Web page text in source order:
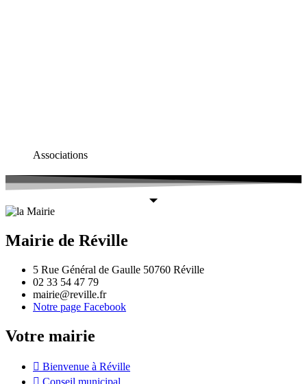
Associations
Mairie de Réville
5 Rue Général de Gaulle 50760 Réville
02 33 54 47 79
mairie@reville.fr
Notre page Facebook
Votre mairie
Bienvenue à Réville